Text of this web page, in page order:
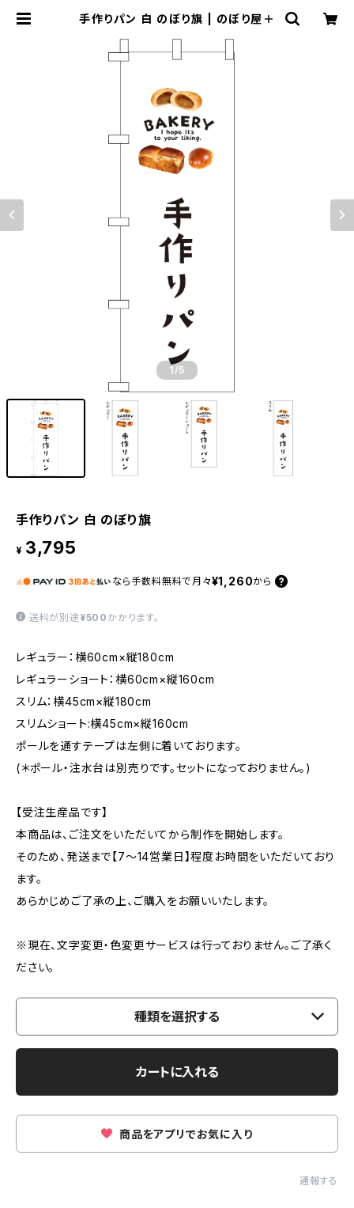
手作りパン 白 のぼり旗 | のぼり屋＋
1 /5
手作りパン 白 のぼり旗
¥ 3,795
なら 手数料無料で 月々¥1,260から
送料が別途 ¥500 かかります。
レギュラー：横60cm×縦180cm
レギュラーショート：横60cm×縦160cm
スリム：横45cm×縦180cm
スリムショート:横45cm×縦160cm
ポールを通すテープは左側に着いております。
(＊ポール・注水台は別売りです。セットになっておりません。)
【受注生産品です】
本商品は、ご注文をいただいてから制作を開始します。
そのため、発送まで【7〜14営業日】程度お時間をいただいており
ます。
あらかじめご了承の上、ご購入をお願いいたします。
※現在、文字変更・色変更サービスは行っておりません。ご了承く
ださい。
種類を選択する
カートに入れる
商品をアプリでお気に入り
通報する